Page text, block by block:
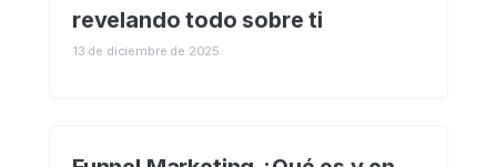
revelando todo sobre ti
13 de diciembre de 2025